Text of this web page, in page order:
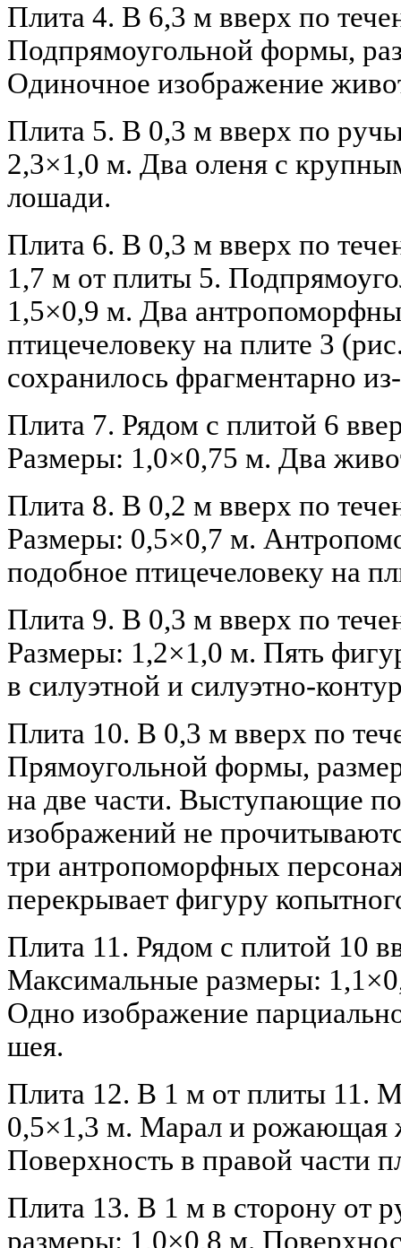
Плита 4. В 6,3 м вверх по
Подпрямоугольной формы,
Одиночное изображение
Плита 5. В 0,3 м вверх по
2,3×1,0 м. Два оленя с
лошади.
Плита 6. В 0,3 м вверх по
1,7 м от плиты 5.
1,5×0,9 м. Два
птицечеловеку на плите 3
сохранилось фрагментарно
Плита 7. Рядом с плитой 6
Размеры: 1,0×0,75 м. Два
Плита 8. В 0,2 м вверх по
Размеры: 0,5×0,7 м.
подобное птицечеловеку на
Плита 9. В 0,3 м вверх по
Размеры: 1,2×1,0 м. Пять
в силуэтной и силуэтно-
Плита 10. В 0,3 м вверх по
Прямоугольной формы,
на две части. Выступающие
изображений не
три антропоморфных
перекрывает фигуру
Плита 11. Рядом с плитой 10
Максимальные размеры:
Одно изображение
шея.
Плита 12. В 1 м от плиты 11.
0,5×1,3 м. Марал и рожающая
Поверхность в правой части
Плита 13. В 1 м в сторону от
размеры: 1,0×0,8 м.